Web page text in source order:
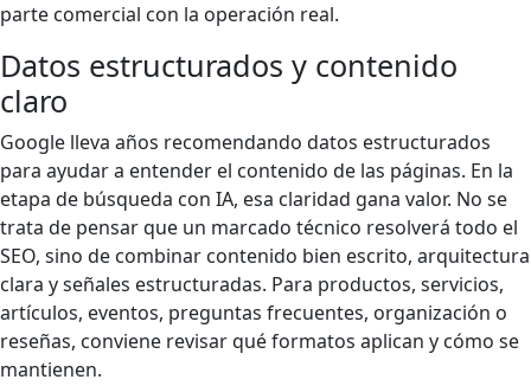
parte comercial con la operación real.
Datos estructurados y contenido
claro
Google lleva años recomendando datos estructurados
para ayudar a entender el contenido de las páginas. En la
etapa de búsqueda con IA, esa claridad gana valor. No se
trata de pensar que un marcado técnico resolverá todo el
SEO, sino de combinar contenido bien escrito, arquitectura
clara y señales estructuradas. Para productos, servicios,
artículos, eventos, preguntas frecuentes, organización o
reseñas, conviene revisar qué formatos aplican y cómo se
mantienen.